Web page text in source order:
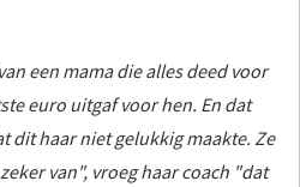
een mama die alles deed voor
euro uitgaf voor hen. En dat
dit haar niet gelukkig maakte. Ze
van", vroeg haar coach "dat